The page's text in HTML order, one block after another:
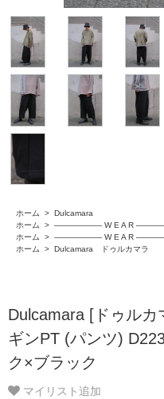
ホーム > Dulcamara
ホーム
> ―――――― W E A R
ホーム
> ―――――― W E A R
ホーム
> Dulcamara ドゥルカマラ
Dulcamara [ドゥル
ギンPT (パンツ)
ク×ブラック
マイリスト追加